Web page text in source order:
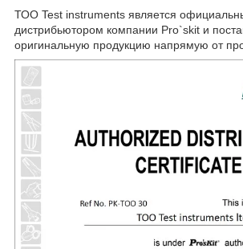
ТОО Test instruments является
дистрибьютором компании Pro`skit и
оригинальную продукцию напрямую от